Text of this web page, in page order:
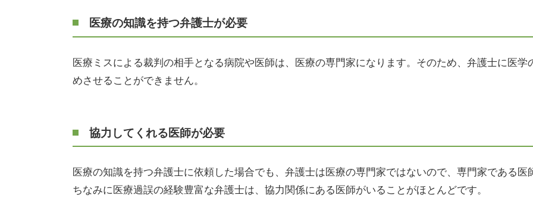
医療の知識を持つ弁護士が必要
医療ミスによる裁判の相手となる病院や医師は、医療の専門家になります。そのため、弁護士に医
めさせることができません。
協力してくれる医師が必要
医療の知識を持つ弁護士に依頼した場合でも、弁護士は医療の専門家ではないので、専門家である医
ちなみに医療過誤の経験豊富な弁護士は、協力関係にある医師がいることがほとんどです。